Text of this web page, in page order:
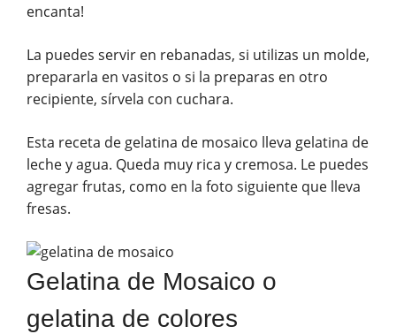
encanta!
La puedes servir en rebanadas, si utilizas un molde,
prepararla en vasitos o si la preparas en otro
recipiente, sírvela con cuchara.
Esta receta de gelatina de mosaico lleva gelatina de
leche y agua. Queda muy rica y cremosa. Le puedes
agregar frutas, como en la foto siguiente que lleva
fresas.
Gelatina de Mosaico o
gelatina de colores